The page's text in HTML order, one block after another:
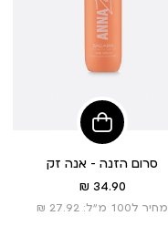
הוסיפי
לסל
סרום הזנה - אנה זק
מחיר
מוצר
34.90 ₪
מחיר ל100 מ”ל: 27.92 ₪